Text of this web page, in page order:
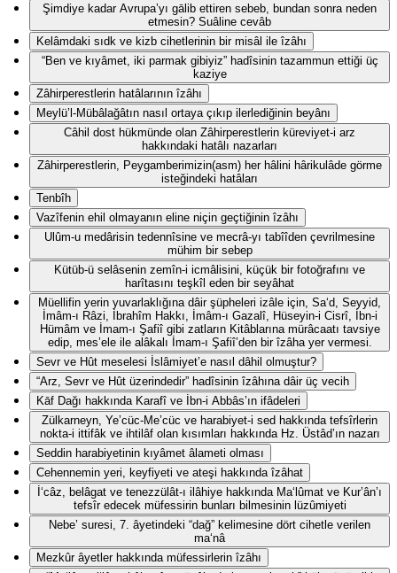
Şimdiye kadar Avrupa’yı gālib ettiren sebeb, bundan sonra neden
etmesin? Suâline cevâb
Kelâmdaki sıdk ve kizb cihetlerinin bir misâl ile îzâhı
“Ben ve kıyâmet, iki parmak gibiyiz” hadîsinin tazammun ettiği üç
kaziye
Zâhirperestlerin hatâlarının îzâhı
Meylü’l-Mübâlağâtın nasıl ortaya çıkıp ilerlediğinin beyânı
Câhil dost hükmünde olan Zâhirperestlerin küreviyet-i arz
hakkındaki hatâlı nazarları
Zâhirperestlerin, Peygamberimizin(asm) her hâlini hârikulâde görme
isteğindeki hatâları
Tenbîh
Vazîfenin ehil olmayanın eline niçin geçtiğinin îzâhı
Ulûm-u medârisin tedennîsine ve mecrâ-yı tabîîden çevrilmesine
mühim bir sebep
Kütüb-ü selâsenin zemîn-i icmâlisini, küçük bir fotoğrafını ve
harîtasını teşkîl eden bir seyâhat
Müellifin yerin yuvarlaklığına dâir şüpheleri izâle için, Sa‘d, Seyyid,
İmâm-ı Râzi, İbrahîm Hakkı, İmâm-ı Gazalî, Hüseyin-i Cisrî, İbn-i
Hümâm ve İmam-ı Şafiî gibi zatların Kitâblarına mürâcaatı tavsiye
edip, mes’ele ile alâkalı İmam-ı Şafiî’den bir îzâha yer vermesi.
Sevr ve Hût meselesi İslâmiyet’e nasıl dâhil olmuştur?
“Arz, Sevr ve Hût üzerindedir” hadîsinin îzâhına dâir üç vecih
Kāf Dağı hakkında Karafî ve İbn-i Abbâs’ın ifâdeleri
Zülkarneyn, Ye’cüc-Me’cüc ve harabiyet-i sed hakkında tefsîrlerin
nokta-i ittifâk ve ihtilâf olan kısımları hakkında Hz. Üstâd’ın nazarı
Seddin harabiyetinin kıyâmet âlameti olması
Cehennemin yeri, keyfiyeti ve ateşi hakkında îzâhat
İ‘câz, belâgat ve tenezzülât-ı ilâhiye hakkında Ma‘lûmat ve Kur’ân’ı
tefsîr edecek müfessirin bunları bilmesinin lüzûmiyeti
Nebe’ suresi, 7. âyetindeki “dağ” kelimesine dört cihetle verilen
ma‘nâ
Mezkûr âyetler hakkında müfessirlerin îzâhı